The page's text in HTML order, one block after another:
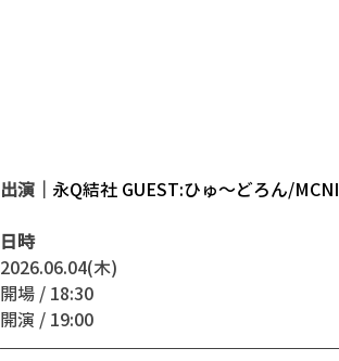
出演｜ 永Q結社 GUEST:ひゅ〜どろん/MCNI
日時
2026.06.04(木)
開場 / 18:30
開演 / 19:00